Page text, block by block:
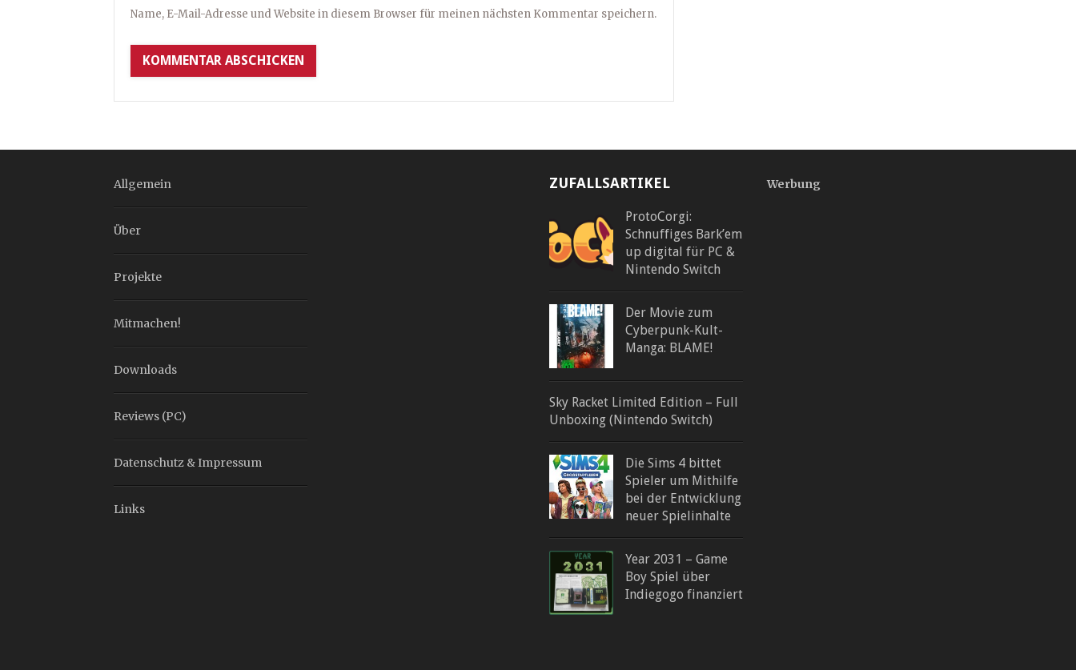
Name, E-Mail-Adresse und Website in diesem Browser für meinen nächsten Kommentar speichern.
Allgemein
Über
Projekte
Mitmachen!
Downloads
Reviews (PC)
Datenschutz & Impressum
Links
ZUFALLSARTIKEL
ProtoCorgi:
Schnuffiges Bark’em
up digital für PC &
Nintendo Switch
Der Movie zum
Cyberpunk-Kult-
Manga: BLAME!
Sky Racket Limited Edition – Full
Unboxing (Nintendo Switch)
Die Sims 4 bittet
Spieler um Mithilfe
bei der Entwicklung
neuer Spielinhalte
Year 2031 – Game
Boy Spiel über
Indiegogo finanziert
Werbung